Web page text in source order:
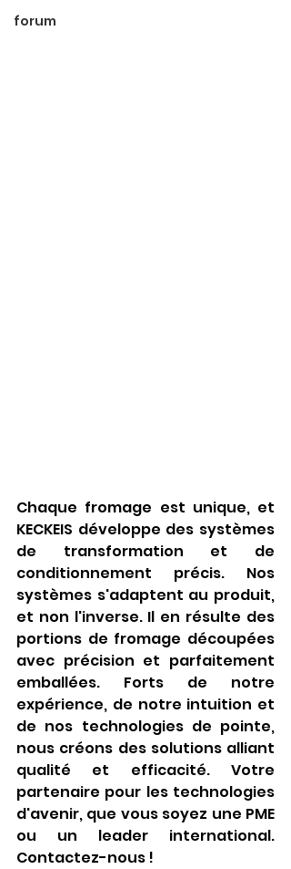
forum
Chaque fromage est unique, et
KECKEIS développe des systèmes
de transformation et de
conditionnement précis. Nos
systèmes s'adaptent au produit,
et non l'inverse. Il en résulte des
portions de fromage découpées
avec précision et parfaitement
emballées. Forts de notre
expérience, de notre intuition et
de nos technologies de pointe,
nous créons des solutions alliant
qualité et efficacité. Votre
partenaire pour les technologies
d'avenir, que vous soyez une PME
ou un leader international.
Contactez-nous !